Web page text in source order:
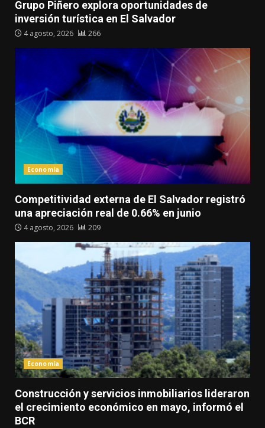
Grupo Piñero explora oportunidades de
inversión turística en El Salvador
4 agosto, 2026 266
Economía
Competitividad externa de El Salvador registró
una apreciación real de 0.66% en junio
4 agosto, 2026 209
Economía
Construcción y servicios inmobiliarios lideraron
el crecimiento económico en mayo, informó el
BCR